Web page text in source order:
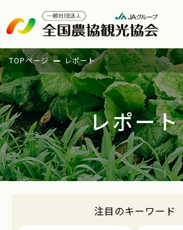
TOPページ レポート
レポート
注目のキーワード